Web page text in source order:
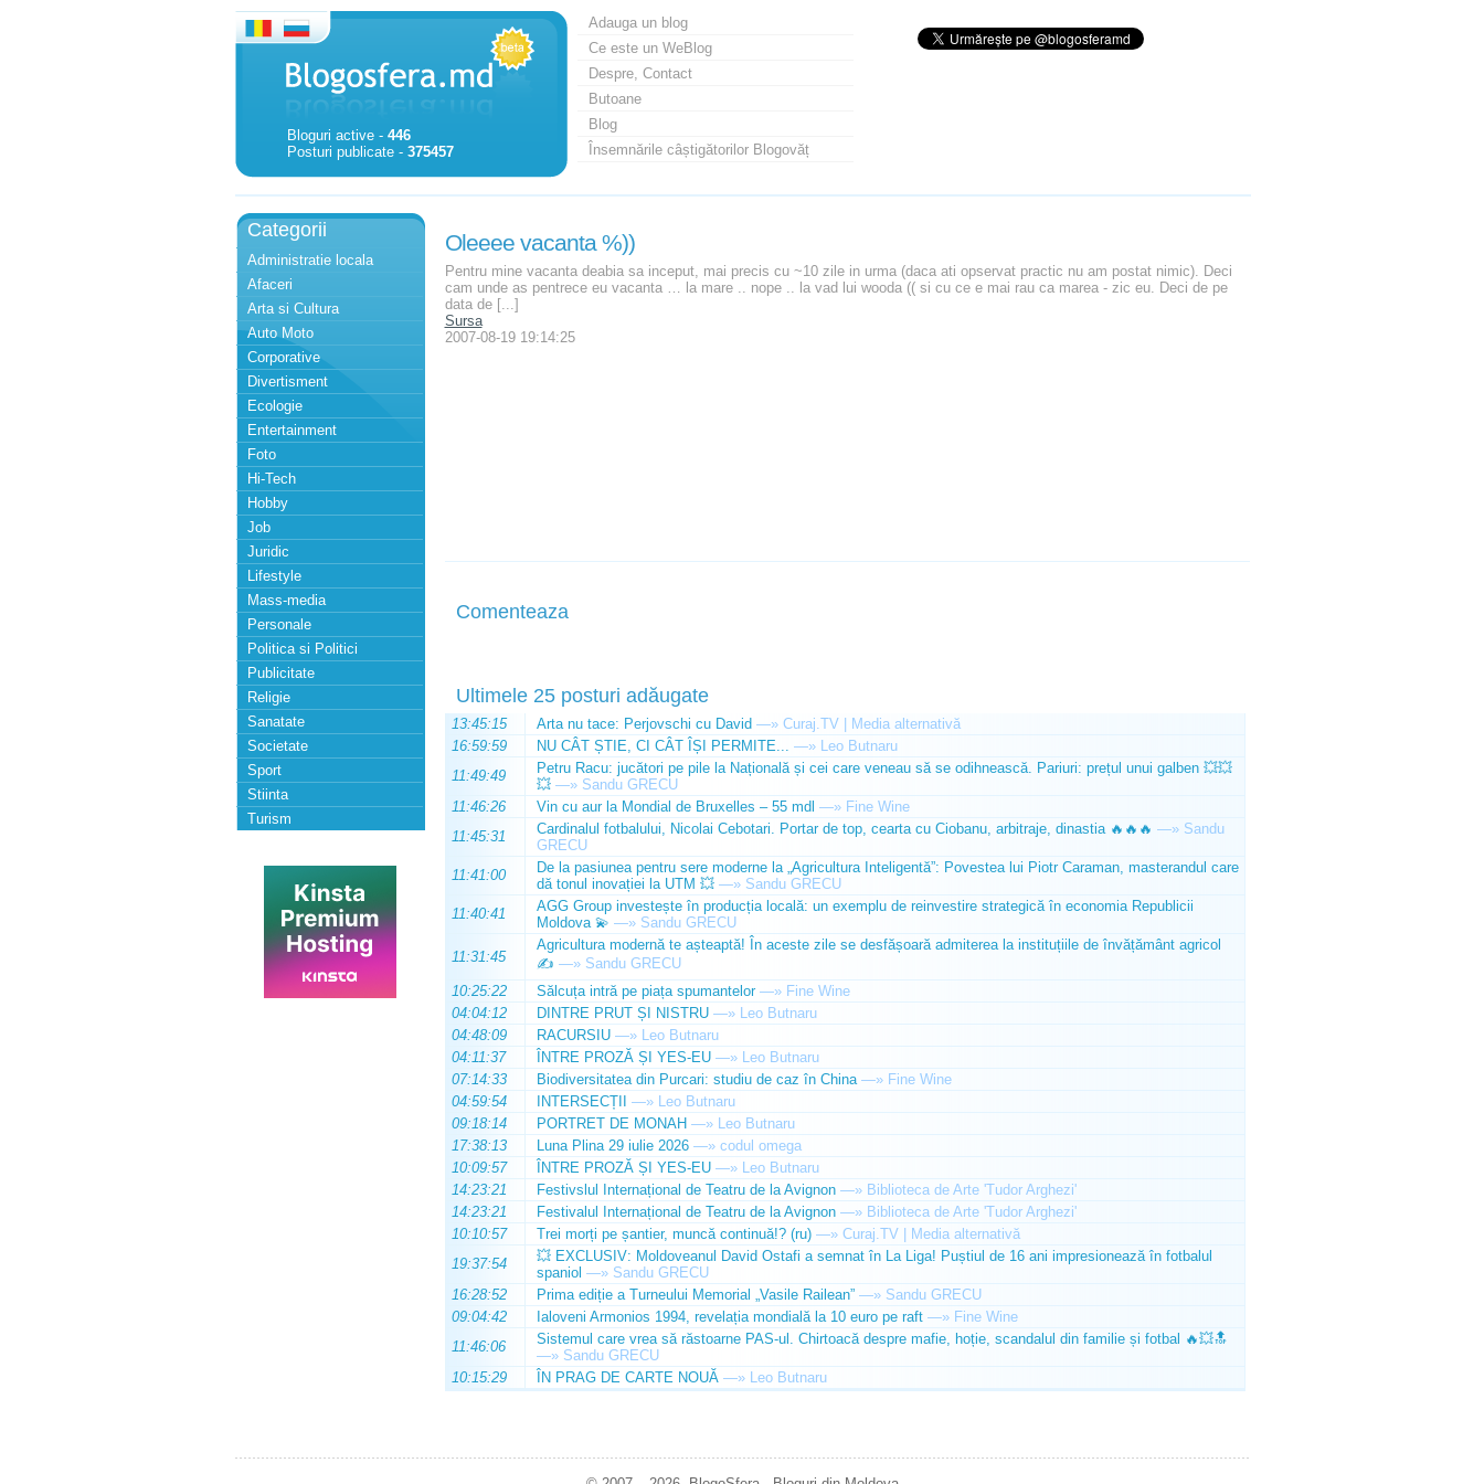
Bloguri active - 446
Posturi publicate - 375457
Adauga un blog
Ce este un WeBlog
Despre, Contact
Butoane
Blog
Însemnările câștigătorilor Blogovăț
Categorii
Administratie locala
Afaceri
Arta si Cultura
Auto Moto
Corporative
Divertisment
Ecologie
Entertainment
Foto
Hi-Tech
Hobby
Job
Juridic
Lifestyle
Mass-media
Personale
Politica si Politici
Publicitate
Religie
Sanatate
Societate
Sport
Stiinta
Turism
Oleeee vacanta %))
Pentru mine vacanta deabia sa inceput, mai precis cu ~10 zile in urma (daca ati opservat practic nu am postat nimic). Deci
cam unde as pentrece eu vacanta … la mare .. nope .. la vad lui wooda (( si cu ce e mai rau ca marea - zic eu. Deci de pe
data de [...]
Sursa
2007-08-19 19:14:25
Comenteaza
Ultimele 25 posturi adăugate
13:45:15 Arta nu tace: Perjovschi cu David —» Curaj.TV | Media alternativă
16:59:59
NU CÂT ȘTIE, CI CÂT ÎȘI PERMITE... —» Leo Butnaru
11:49:49
Petru Racu: jucători pe pile la Națională și cei care veneau să se odihnească. Pariuri: prețul unui galben 💥💥
💥 —» Sandu GRECU
11:46:26
Vin cu aur la Mondial de Bruxelles – 55 mdl —» Fine Wine
11:45:31
Cardinalul fotbalului, Nicolai Cebotari. Portar de top, cearta cu Ciobanu, arbitraje, dinastia 🔥🔥🔥 —» Sandu
GRECU
11:41:00
De la pasiunea pentru sere moderne la „Agricultura Inteligentă”: Povestea lui Piotr Caraman, masterandul care
dă tonul inovației la UTM 💥 —» Sandu GRECU
11:40:41
AGG Group investește în producția locală: un exemplu de reinvestire strategică în economia Republicii
Moldova 💫 —» Sandu GRECU
11:31:45
Agricultura modernă te așteaptă! În aceste zile se desfășoară admiterea la instituțiile de învățământ agricol
✍️ —» Sandu GRECU
10:25:22
Sălcuța intră pe piața spumantelor —» Fine Wine
04:04:12
DINTRE PRUT ȘI NISTRU —» Leo Butnaru
04:48:09
RACURSIU —» Leo Butnaru
04:11:37
ÎNTRE PROZĂ ȘI YES-EU —» Leo Butnaru
07:14:33
Biodiversitatea din Purcari: studiu de caz în China —» Fine Wine
04:59:54
INTERSECȚII —» Leo Butnaru
09:18:14
PORTRET DE MONAH —» Leo Butnaru
17:38:13
Luna Plina 29 iulie 2026 —» codul omega
10:09:57
ÎNTRE PROZĂ ȘI YES-EU —» Leo Butnaru
14:23:21
Festivslul Internațional de Teatru de la Avignon —» Biblioteca de Arte 'Tudor Arghezi'
14:23:21
Festivalul Internațional de Teatru de la Avignon —» Biblioteca de Arte 'Tudor Arghezi'
10:10:57
Trei morți pe șantier, muncă continuă!? (ru) —» Curaj.TV | Media alternativă
19:37:54
💥 EXCLUSIV: Moldoveanul David Ostafi a semnat în La Liga! Puștiul de 16 ani impresionează în fotbalul
spaniol —» Sandu GRECU
16:28:52
Prima ediție a Turneului Memorial „Vasile Railean” —» Sandu GRECU
09:04:42
Ialoveni Armonios 1994, revelația mondială la 10 euro pe raft —» Fine Wine
11:46:06
Sistemul care vrea să răstoarne PAS-ul. Chirtoacă despre mafie, hoție, scandalul din familie și fotbal 🔥💥🔝
—» Sandu GRECU
10:15:29
ÎN PRAG DE CARTE NOUĂ —» Leo Butnaru